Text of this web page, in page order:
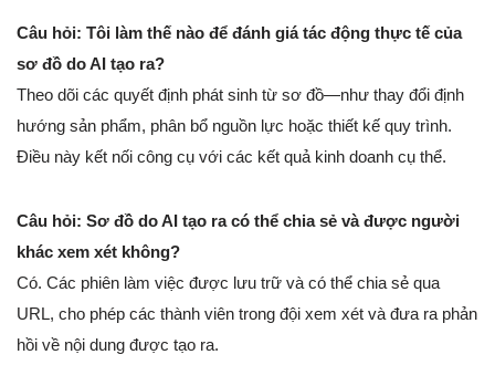
Câu hỏi: Tôi làm thế nào để đánh giá tác động thực tế của
sơ đồ do AI tạo ra?
Theo dõi các quyết định phát sinh từ sơ đồ—như thay đổi định
hướng sản phẩm, phân bổ nguồn lực hoặc thiết kế quy trình.
Điều này kết nối công cụ với các kết quả kinh doanh cụ thể.
Câu hỏi: Sơ đồ do AI tạo ra có thể chia sẻ và được người
khác xem xét không?
Có. Các phiên làm việc được lưu trữ và có thể chia sẻ qua
URL, cho phép các thành viên trong đội xem xét và đưa ra phản
hồi về nội dung được tạo ra.